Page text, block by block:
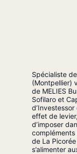
Spécialiste
(Montpellier)
de MELIES
Sofilaro et
effet de
d’imposer
compléments
de La
s’alimenter